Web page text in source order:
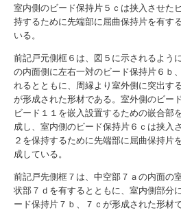
室内側のビード保持片５ｃは挟入させた
持するために先端部に屈曲保持片を有す
いる。
前記戸元側框６は、図５に示されるよう
の内面側に左右一対のビード保持片６ｂ
れるとともに、周縁より室外側に突出す
が形成された形材である。室外側のビー
ビード１１を嵌入設置するための嵌合部
成し、室内側のビード保持片６ｃは挟入
２を保持するために先端部に屈曲保持片
成している。
前記戸先側框７は、中空部７ａの内面の
状部７ｄを有するとともに、室内側部分
ード保持片７ｂ、７ｃが形成された形材